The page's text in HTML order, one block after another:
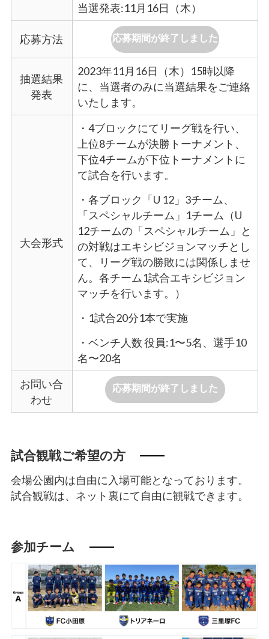
当選発表:11月16日（木）
応募方法 応募期間が終了しました
抽選結果
発表
2023年11月16日（木）15時以降
に、当選者のみに当選結果をご連絡
いたします。
大会形式
・4ブロックにてリーグ戦を行い、
上位8チームが決勝トーナメント、
下位4チームが下位トーナメントに
て試合を行います。
・各ブロック「U 12」3チーム、
「スペシャルチーム」1チーム（U
12チームの「スペシャルチーム」と
の対戦はエキシビジョンマッチとし
て、リーグ戦の勝敗には関係しませ
ん。各チーム1試合エキシビジョン
マッチを行います。）
・1試合20分1本で実施
・ベンチ人数 役員:1〜5名、選手10
名〜20名
お問い合
わせ
応募期間が終了しました
試合観戦ご希望の方
会場公園内は自由に入場可能となっております。
試合観戦は、ネット裏にて自由に観戦できます。
参加チーム